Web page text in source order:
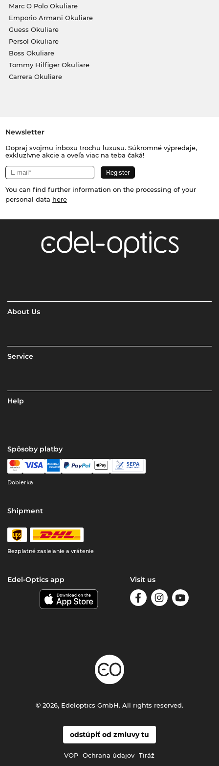
Marc O Polo Okuliare
Emporio Armani Okuliare
Guess Okuliare
Persol Okuliare
Boss Okuliare
Tommy Hilfiger Okuliare
Carrera Okuliare
Newsletter
Dopraj svojmu inboxu trochu luxusu. Súkromné výpredaje,
exkluzívne akcie a oveľa viac na teba čaká!
You can find further information on the processing of your
personal data here
About Us
Service
Help
Spôsoby platby
Dobierka
Shipment
Bezplatné zasielanie a vrátenie
Edel-Optics app Visit us
odstúpiť od zmluvy tu
VOP Ochrana údajov Tiráž
© 2026, Edeloptics GmbH. All rights reserved.